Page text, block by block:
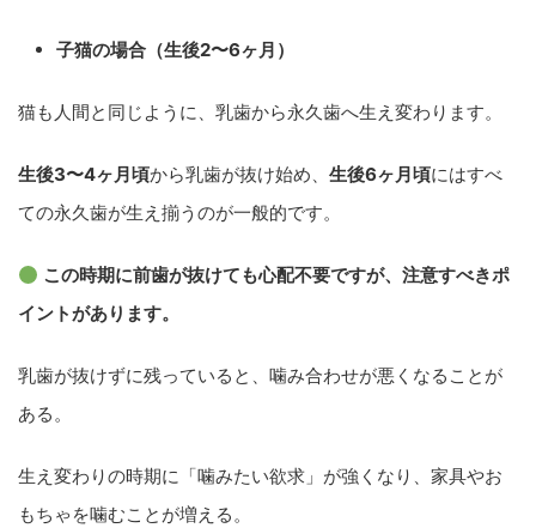
子猫の場合（生後2〜6ヶ月）
猫も人間と同じように、乳歯から永久歯へ生え変わります。
生後3〜4ヶ月頃から乳歯が抜け始め、 生後6ヶ月頃にはすべ
ての永久歯が生え揃うのが一般的です。
この時期に前歯が抜けても心配不要ですが、注意すべきポ
イントがあります。
乳歯が抜けずに残っていると、噛み合わせが悪くなることが
ある。
生え変わりの時期に「噛みたい欲求」が強くなり、家具やお
もちゃを噛むことが増える。